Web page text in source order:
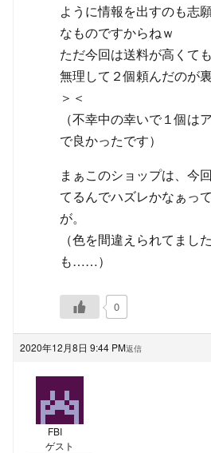
ように情報を出すのも志
なものですからねｗ
ただ今回は送料が高くて
無理して２個頼んだのが
＞＜
（不幸中の幸いで１個は
で良かったです）
まぁこのショップは、今
てるんでハズレかなぁっ
が。
（色を間違えられてまし
も……）
0
2020年12月8日 9:44 PM返信
FBI
ゲスト